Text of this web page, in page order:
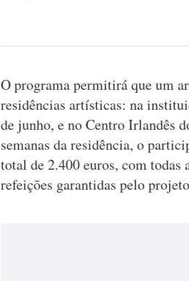
O programa permitirá que um
residências artísticas: na
de junho, e no Centro Irlandês
semanas da residência, o
total de 2.400 euros, com todas
refeições garantidas pelo